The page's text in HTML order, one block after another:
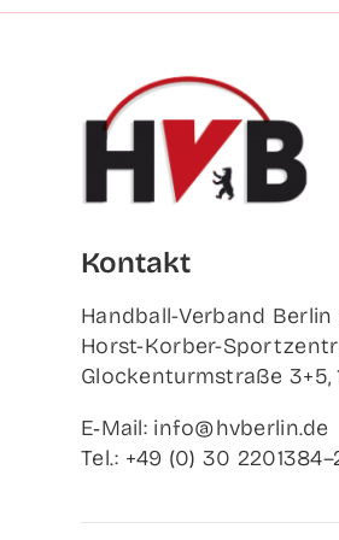
Kon­takt
Hand­ball-Ver­band Ber­lin
Horst-Korb­er-
Glo­cken­turm­stra­ße 3+5,
E‑Mail: info@hvberlin.de
Tel.: +49 (0) 30